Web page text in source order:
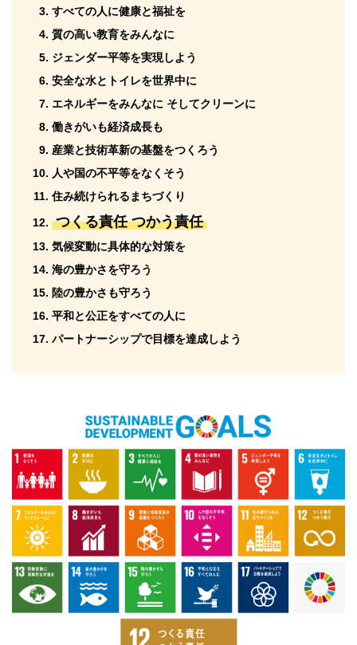
すべての人に健康と福祉を
質の高い教育をみんなに
ジェンダー平等を実現しよう
安全な水とトイレを世界中に
エネルギーをみんなに そしてクリーンに
働きがいも経済成長も
産業と技術革新の基盤をつくろう
人や国の不平等をなくそう
住み続けられるまちづくり
つくる責任 つかう責任
気候変動に具体的な対策を
海の豊かさを守ろう
陸の豊かさも守ろう
平和と公正をすべての人に
パートナーシップで目標を達成しよう